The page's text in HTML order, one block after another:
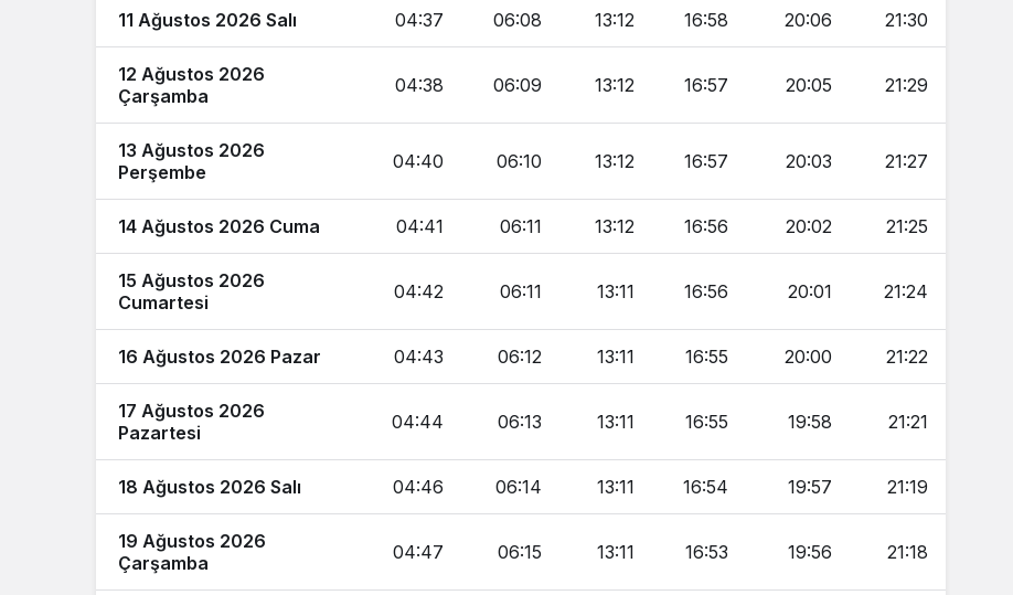
11 Ağustos 2026 Salı 04:37 06:08 13:12 16:58 20:06 21:30
12 Ağustos 2026
Çarşamba
04:38 06:09 13:12 16:57 20:05 21:29
13 Ağustos 2026
Perşembe
04:40 06:10 13:12 16:57 20:03 21:27
14 Ağustos 2026 Cuma 04:41 06:11 13:12 16:56 20:02 21:25
15 Ağustos 2026
Cumartesi
04:42 06:11 13:11 16:56 20:01 21:24
16 Ağustos 2026 Pazar 04:43 06:12 13:11 16:55 20:00 21:22
17 Ağustos 2026
Pazartesi
04:44 06:13 13:11 16:55 19:58 21:21
18 Ağustos 2026 Salı 04:46 06:14 13:11 16:54 19:57 21:19
19 Ağustos 2026
Çarşamba
04:47 06:15 13:11 16:53 19:56 21:18